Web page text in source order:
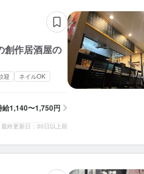
創作居酒屋の
迎
ネイルOK
給1,140〜1,750円
最終更新日：30日以上前